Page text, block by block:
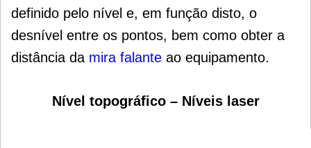
definido pelo nível e, em função disto, o
desnível entre os pontos, bem como obter a
distância da mira falante ao equipamento.
Nível topográfico – Níveis laser